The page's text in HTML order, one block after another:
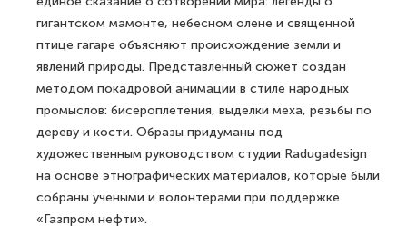
гигантском мамонте, небесном олене и священной
птице гагаре объясняют происхождение земли и
явлений природы. Представленный сюжет создан
методом покадровой анимации в стиле народных
промыслов: бисероплетения, выделки меха, резьбы по
дереву и кости. Образы придуманы под
художественным руководством студии Radugadesign
на основе этнографических материалов, которые были
собраны учеными и волонтерами при поддержке
«Газпром нефти».